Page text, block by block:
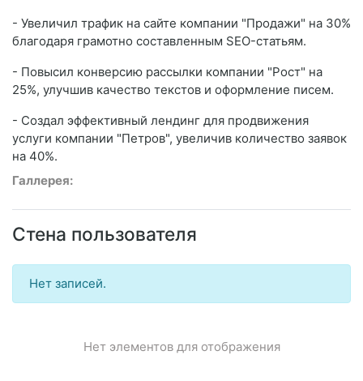
- Увеличил трафик на сайте компании "Продажи" на 30%
благодаря грамотно составленным SEO-статьям.
- Повысил конверсию рассылки компании "Рост" на
25%, улучшив качество текстов и оформление писем.
- Создал эффективный лендинг для продвижения
услуги компании "Петров", увеличив количество заявок
на 40%.
Галлерея:
Стена пользователя
Нет записей.
Нет элементов для отображения